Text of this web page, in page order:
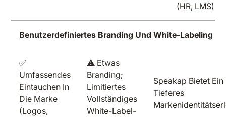
(HR, LMS)
Benutzerdefiniertes Branding Und White-Labeling
✅
Umfassendes
Eintauchen In
Die Marke
(Logos,
⚠️ Etwas
Branding;
Limitiertes
Vollständiges
White-Label-
Speakap Bietet Ein
Tieferes